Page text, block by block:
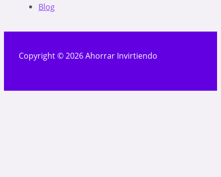
Blog
Copyright © 2026 Ahorrar Invirtiendo